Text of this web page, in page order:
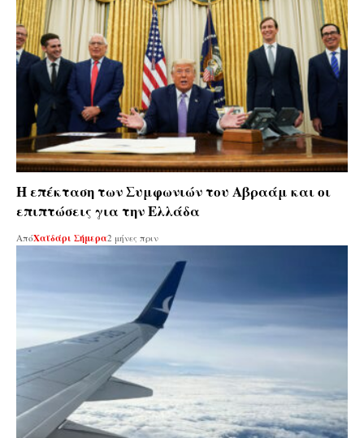
Η επέκταση των Συμφωνιών του Αβραάμ και οι
επιπτώσεις για την Ελλάδα
ΑπόΧαϊδάρι Σήμερα2 μήνες πριν